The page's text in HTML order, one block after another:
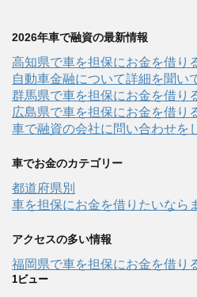
2026年車で融資の最新情報
高知県で車を担保にお金を借り
自動車金融について詳細を聞い
群馬県で車を担保にお金を借り
広島県で車を担保にお金を借り
車で融資の会社に問い合わせを
車でお金のカテゴリー
都道府県別
車を担保にお金を借りたいなら
アクセスの多い情報
福岡県で車を担保にお金を借り
1ビュー